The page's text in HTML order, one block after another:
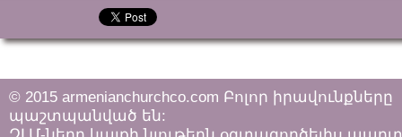
© 2015 armenianchurchco.com Բոլոր իրավունքները
պաշտպանված են: